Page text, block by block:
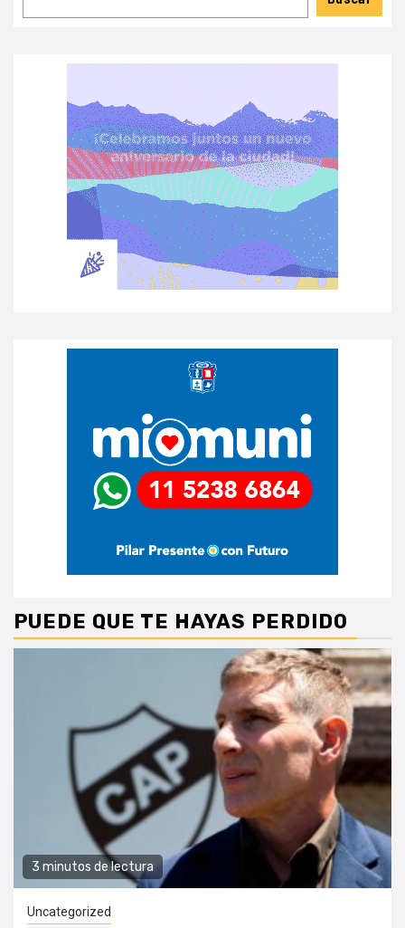
PUEDE QUE TE HAYAS PERDIDO
3 minutos de lectura
Uncategorized